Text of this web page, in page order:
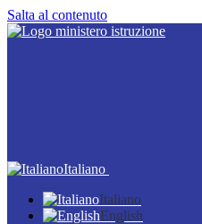
Salta al contenuto
Italiano
Italiano
English